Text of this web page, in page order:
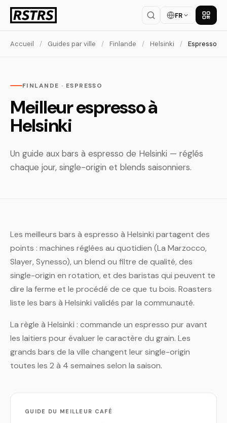
FR
Accueil / Guides par ville / Finlande / Helsinki / Espresso
FINLANDE · ESPRESSO
Meilleur espresso à
Helsinki
Un guide aux bars à espresso de Helsinki — réglés
chaque jour, single-origin et blends saisonniers.
Les meilleurs bars à espresso à Helsinki partagent des
points : machines réglées au quotidien (La Marzocco,
Slayer, Synesso), un blend ou filtre de qualité, des
single-origin en rotation, et des baristas qui peuvent te
dire la ferme et le procédé de ce que tu bois. Roasters
liste les bars à Helsinki validés par la communauté.
La règle à Helsinki : commande un espresso pur avant
les laitiers pour évaluer le caractère du grain. Les
grands bars de la ville changent leur single-origin
toutes les 2 à 4 semaines selon la saison.
GUIDE DU MEILLEUR CAFÉ